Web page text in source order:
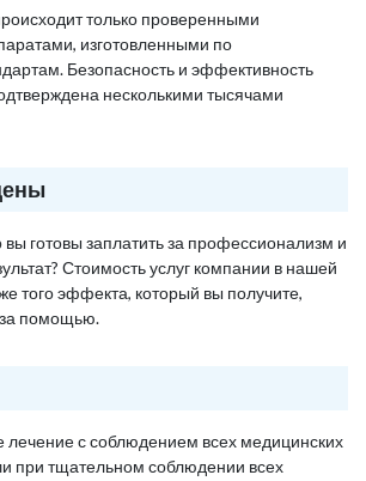
только проверенными
изготовленными по
Безопасность и эффективность
несколькими тысячами
вы готовы заплатить за профессионализм и
Стоимость услуг компании в нашей
того эффекта, который вы получите,
помощью.
с соблюдением всех медицинских
при тщательном соблюдении всех